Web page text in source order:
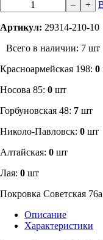
– +
Артикул: 29314-210-10
Всего в наличии: 7 шт
​Красноармейская 198: 0
Носова 85: 0 шт
​Горбуновская 48: 7 шт
​Николо-Павловск: 0 шт
Алтайская: 0 шт
Лая: 0 шт
Покровка Советская
Описание
Характеристики